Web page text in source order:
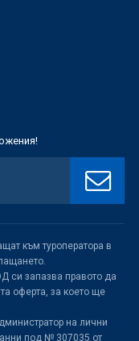
към туроператора в
си запазва правото да
оферта, за което ще
на лични
под № 307035 от